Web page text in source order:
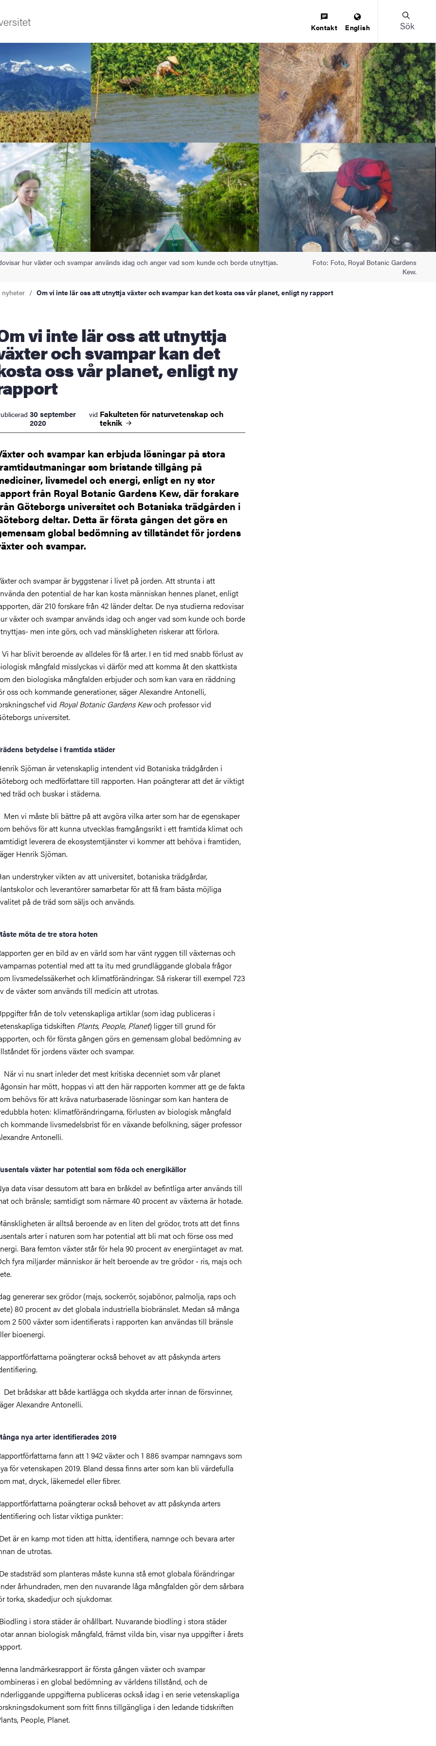
innovation
Kontakt English Sök
hur växter och svampar används idag och anger vad som kunde och borde utnyttjas.
Foto: Foto, Royal Botanic Gardens
Kew.
nyheter Om vi inte lär oss att utnyttja växter och svampar kan det kosta oss vår planet, enligt ny rapport
att utnyttja
och svampar kan det
oss vår planet, enligt ny
30 september
2020
vid Fakulteten för naturvetenskap och
teknik
och svampar kan erbjuda lösningar på stora
som bristande tillgång på
livsmedel och energi, enligt en ny stor
från Royal Botanic Gardens Kew, där forskare
Göteborgs universitet och Botaniska trädgården i
deltar. Detta är första gången det görs en
global bedömning av tillståndet för jordens
och svampar.
och svampar är byggstenar i livet på jorden. Att strunta i att
den potential de har kan kosta människan hennes planet, enligt
där 210 forskare från 42 länder deltar. De nya studierna redovisar
växter och svampar används idag och anger vad som kunde och borde
men inte görs, och vad mänskligheten riskerar att förlora.
Vi har blivit beroende av alldeles för få arter. I en tid med snabb förlust av
mångfald misslyckas vi därför med att komma åt den skattkista
den biologiska mångfalden erbjuder och som kan vara en räddning
oss och kommande generationer, säger Alexandre Antonelli,
vid Royal Botanic Gardens Kewoch professor vid
universitet.
betydelse i framtida städer
Sjöman är vetenskaplig intendent vid Botaniska trädgården i
och medförfattare till rapporten. Han poängterar att det är viktigt
träd och buskar i städerna.
Men vi måste bli bättre på att avgöra vilka arter som har de egenskaper
behövs för att kunna utvecklas framgångsrikt i ett framtida klimat och
leverera de ekosystemtjänster vi kommer att behöva i framtiden,
Henrik Sjöman.
understryker vikten av att universitet, botaniska trädgårdar,
och leverantörer samarbetar för att få fram bästa möjliga
på de träd som säljs och används.
möta de tre stora hoten
ger en bild av en värld som har vänt ryggen till växternas och
potential med att ta itu med grundläggande globala frågor
livsmedelssäkerhet och klimatförändringar. Så riskerar till exempel 723
de växter som används till medicin att utrotas.
från de tolv vetenskapliga artiklar (som idag publiceras i
tidskiften Plants, People, Planet) ligger till grund för
och för första gången görs en gemensam global bedömning av
för jordens växter och svampar.
När vi nu snart inleder det mest kritiska decenniet som vår planet
har mött, hoppas vi att den här rapporten kommer att ge de fakta
behövs för att kräva naturbaserade lösningar som kan hantera de
hoten: klimatförändringarna, förlusten av biologisk mångfald
kommande livsmedelsbrist för en växande befolkning, säger professor
Antonelli.
växter har potential som föda och energikällor
data visar dessutom att bara en bråkdel av befintliga arter används till
och bränsle; samtidigt som närmare 40 procent av växterna är hotade.
är alltså beroende av en liten del grödor, trots att det finns
arter i naturen som har potential att bli mat och förse oss med
Bara femton växter står för hela 90 procent av energiintaget av mat.
fyra miljarder människor är helt beroende av tre grödor - ris, majs och
genererar sex grödor (majs, sockerrör, sojabönor, palmolja, raps och
80 procent av det globala industriella biobränslet. Medan så många
2 500 växter som identifierats i rapporten kan användas till bränsle
bioenergi.
poängterar också behovet av att påskynda arters
Det brådskar att både kartlägga och skydda arter innan de försvinner,
Alexandre Antonelli.
nya arter identifierades 2019
fann att 1 942 växter och 1 886 svampar namngavs som
för vetenskapen 2019. Bland dessa finns arter som kan bli värdefulla
mat, dryck, läkemedel eller fibrer.
poängterar också behovet av att påskynda arters
och listar viktiga punkter:
är en kamp mot tiden att hitta, identifiera, namnge och bevara arter
de utrotas.
stadsträd som planteras måste kunna stå emot globala förändringar
århundraden, men den nuvarande låga mångfalden gör dem sårbara
torka, skadedjur och sjukdomar.
i stora städer är ohållbart. Nuvarande biodling i stora städer
annan biologisk mångfald, främst vilda bin, visar nya uppgifter i årets
landmärkesrapport är första gången växter och svampar
i en global bedömning av världens tillstånd, och de
uppgifterna publiceras också idag i en serie vetenskapliga
som fritt finns tillgängliga i den ledande tidskriften
People, Planet.